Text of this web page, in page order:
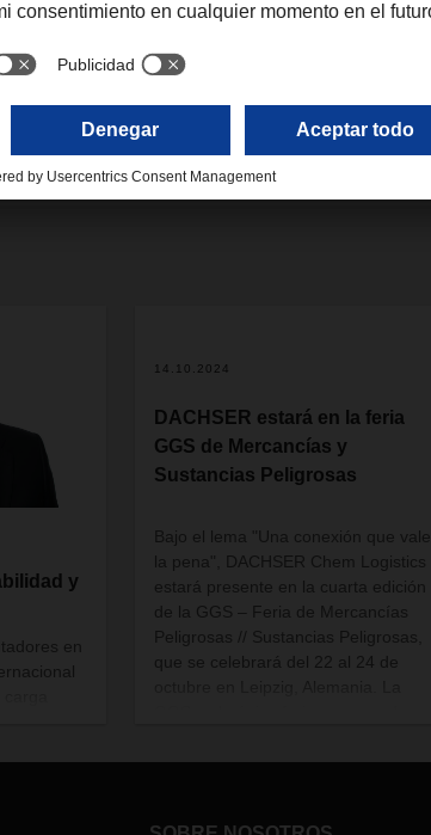
y
en
sobre
14.10.2024
DACHSER estará en la feria
GGS de Mercancías y
Sustancias Peligrosas
Bajo el lema "Una conexión que vale
la pena", DACHSER Chem Logistics
estará presente en la cuarta edición
de la GGS – Feria de Mercancías
Peligrosas // Sustancias Peligrosas,
que se celebrará del 22 al 24 de
peligrosas.